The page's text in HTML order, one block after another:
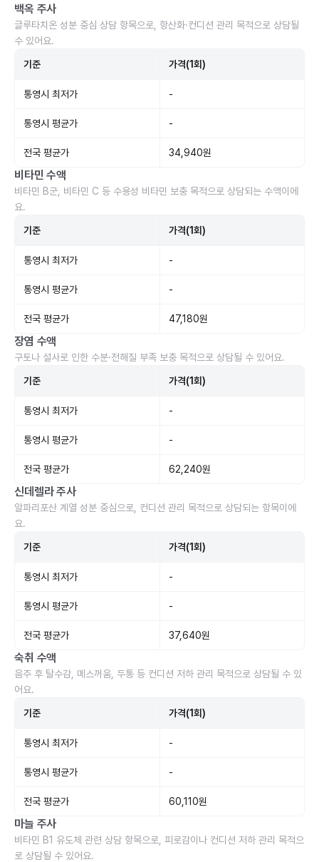
백옥 주사
글루타치온 성분 중심 상담 항목으로, 항산화·컨디션 관리 목적으로 상담될
수 있어요.
기준 가격(1회)
통영시 최저가 -
통영시 평균가 -
전국 평균가 34,940원
비타민 수액
비타민 B군, 비타민 C 등 수용성 비타민 보충 목적으로 상담되는 수액이에
요.
기준 가격(1회)
통영시 최저가 -
통영시 평균가 -
전국 평균가 47,180원
장염 수액
구토나 설사로 인한 수분·전해질 부족 보충 목적으로 상담될 수 있어요.
기준 가격(1회)
통영시 최저가 -
통영시 평균가 -
전국 평균가 62,240원
신데렐라 주사
알파리포산 계열 성분 중심으로, 컨디션 관리 목적으로 상담되는 항목이에
요.
기준 가격(1회)
통영시 최저가 -
통영시 평균가 -
전국 평균가 37,640원
숙취 수액
음주 후 탈수감, 메스꺼움, 두통 등 컨디션 저하 관리 목적으로 상담될 수 있
어요.
기준 가격(1회)
통영시 최저가 -
통영시 평균가 -
전국 평균가 60,110원
마늘 주사
비타민 B1 유도체 관련 상담 항목으로, 피로감이나 컨디션 저하 관리 목적으
로 상담될 수 있어요.